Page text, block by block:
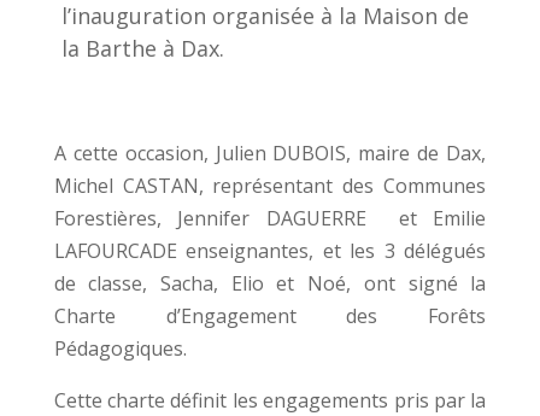
l’inauguration organisée à la Maison de
la Barthe à Dax.
A cette occasion, Julien DUBOIS, maire de Dax,
Michel CASTAN, représentant des Communes
Forestières, Jennifer DAGUERRE et Emilie
LAFOURCADE enseignantes, et les 3 délégués
de classe, Sacha, Elio et Noé, ont signé la
Charte d’Engagement des Forêts
Pédagogiques.
Cette charte définit les engagements pris par la